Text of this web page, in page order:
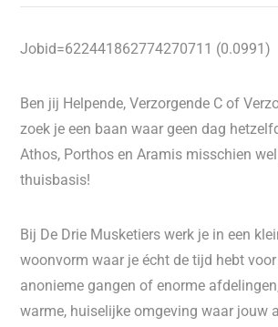
Jobid=622441862774270711 (0.0991)
Ben jij Helpende, Verzorgende C of
zoek je een baan waar geen dag
Athos, Porthos en Aramis misschien
thuisbasis!
Bij De Drie Musketiers werk je in een
woonvorm waar je écht de tijd hebt voor
anonieme gangen of enorme
warme, huiselijke omgeving waar jouw